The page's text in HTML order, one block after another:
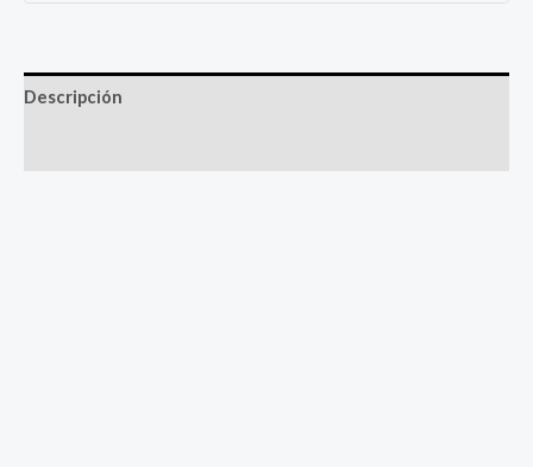
Descripción